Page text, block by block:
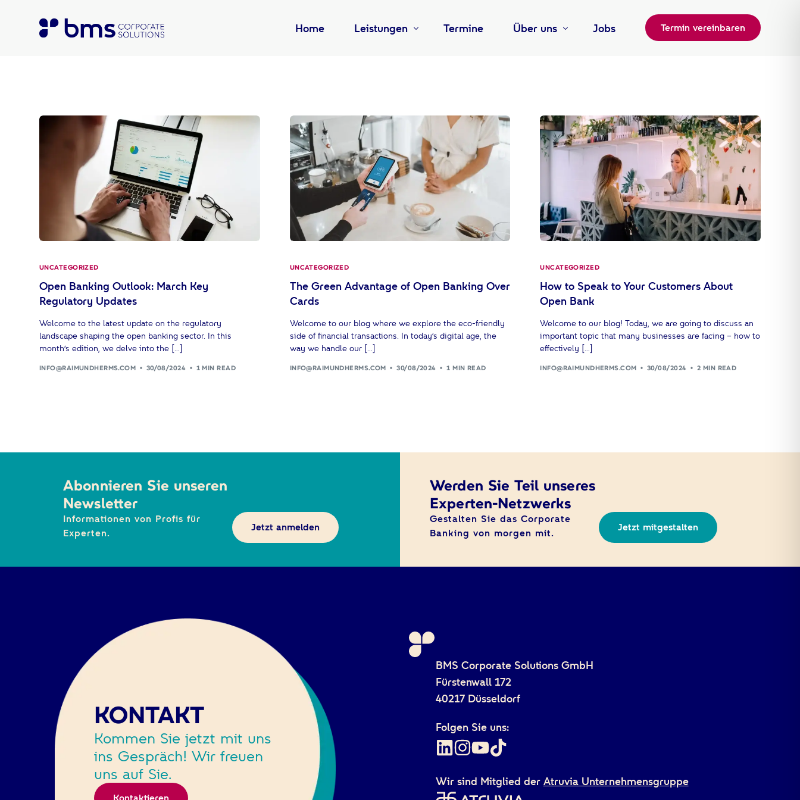
Home Leistungen
Software
Termine Über uns
Karriere
Jobs Termin vereinbaren
UNCATEGORIZED
Open Banking Outlook: March Key
Regulatory Updates
Welcome to the latest update on the regulatory
landscape shaping the open banking sector. In this
month’s edition, we delve into the […]
INFO@RAIMUNDHERMS.COM 30/08/2024 1 MIN READ
UNCATEGORIZED
The Green Advantage of Open Banking Over
Cards
Welcome to our blog where we explore the eco-friendly
side of financial transactions. In today’s digital age, the
way we handle our […]
INFO@RAIMUNDHERMS.COM 30/08/2024 1 MIN READ
UNCATEGORIZED
How to Speak to Your Customers About
Open Bank
Welcome to our blog! Today, we are going to discuss an
important topic that many businesses are facing – how to
effectively […]
INFO@RAIMUNDHERMS.COM 30/08/2024 2 MIN READ
Abonnieren Sie unseren
Newsletter
Informationen von Profis für
Experten.
Jetzt anmelden
Werden Sie Teil unseres
Experten-Netzwerks
Gestalten Sie das Corporate
Banking von morgen mit.
Jetzt mitgestalten
KONTAKT
Kommen Sie jetzt mit uns
ins Gespräch! Wir freuen
uns auf Sie.
Kontaktieren
BMS Corporate Solutions GmbH
Fürstenwall 172
40217 Düsseldorf
Folgen Sie uns:
Wir sind Mitglied der Atruvia Unternehmensgruppe